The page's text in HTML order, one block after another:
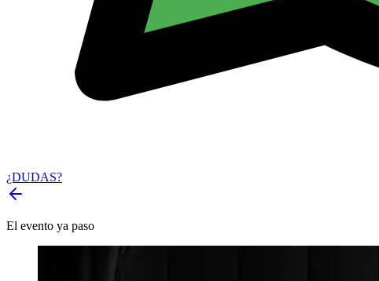
¿DUDAS?
El evento ya paso